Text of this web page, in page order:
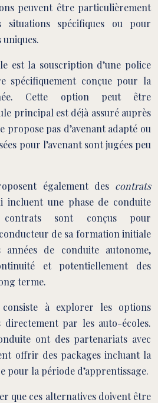
peuvent être particulièrement
situations spécifiques ou pour
est la souscription d’une police
spécifiquement conçue pour la
Cette option peut être
principal est déjà assuré auprès
propose pas d’avenant adapté ou
pour l’avenant sont jugées peu
également des contrats
incluent une phase de conduite
contrats sont conçus pour
de sa formation initiale
années de conduite autonome,
et potentiellement des
terme.
à explorer les options
directement par les auto-écoles.
ont des partenariats avec
offrir des packages incluant la
pour la période d’apprentissage.
que ces alternatives doivent être